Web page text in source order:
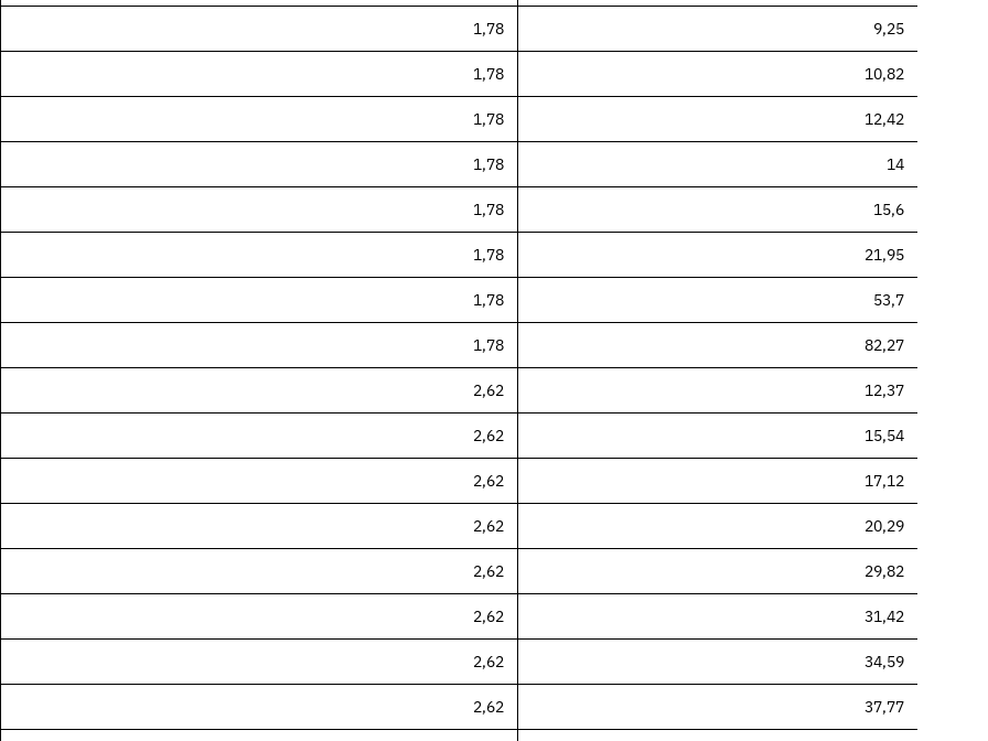
Dichtungstypen
Auswahl
Einzelseiten
1,78 9,25
1,78 10,82
1,78 12,42
1,78 14
1,78 15,6
1,78 21,95
1,78 53,7
1,78 82,27
2,62 12,37
2,62 15,54
2,62 17,12
2,62 20,29
2,62 29,82
2,62 31,42
2,62 34,59
2,62 37,77